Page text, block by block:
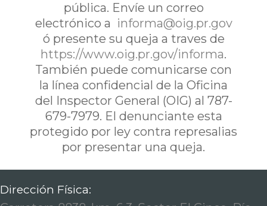
pública. Envíe un correo
electrónico a informa@oig.pr.gov
ó presente su queja a traves de
https://www.oig.pr.gov/informa.
También puede comunicarse con
la línea confidencial de la Oficina
del Inspector General (OIG) al 787-
679-7979. El denunciante esta
protegido por ley contra represalias
por presentar una queja.
Dirección Física: